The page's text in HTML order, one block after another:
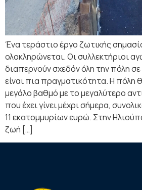
Ένα τεράστιο έργο ζωτικής
ολοκληρώνεται. Οι συλλεκτήριοι
διαπερνούν σχεδόν όλη την πόλη
είναι πια πραγματικότητα. Η πόλη
μεγάλο βαθμό με το μεγαλύτερο
που έχει γίνει μέχρι σήμερα,
11 εκατομμυρίων ευρώ. Στην
ζωή […]